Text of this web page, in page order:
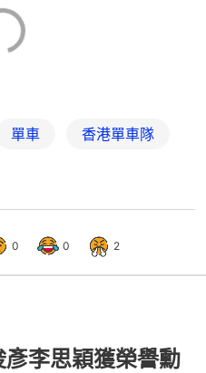
單車 香港單車隊
0 0 2
李思穎獲榮譽勳